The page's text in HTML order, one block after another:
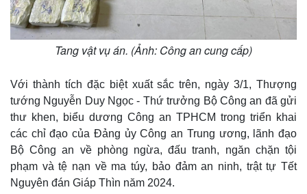
Cuộc sống đó đây
Hồ sơ
Infographic
Tang vật vụ án. (Ảnh: Công an cung cấp)
Với thành tích đặc biệt xuất sắc trên, ngày 3/1, Thượng
tướng Nguyễn Duy Ngọc - Thứ trưởng Bộ Công an đã gửi
thư khen, biểu dương Công an TPHCM trong triển khai
các chỉ đạo của Đảng ủy Công an Trung ương, lãnh đạo
Bộ Công an về phòng ngừa, đấu tranh, ngăn chặn tội
phạm và tệ nạn về ma túy, bảo đảm an ninh, trật tự Tết
Nguyên đán Giáp Thìn năm 2024.